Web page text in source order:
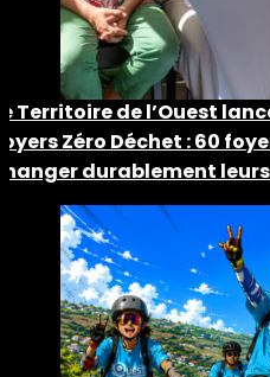
Territoire de l’Ouest
Zéro Déchet : 60
durablement